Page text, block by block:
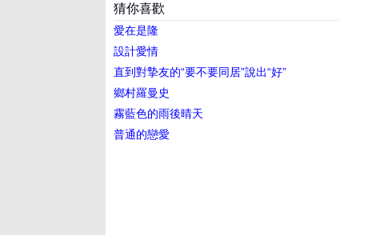
猜你喜歡
愛在是隆
設計愛情
直到對摯友的“要不要同居”說出“好”
鄉村羅曼史
霧藍色的雨後晴天
普通的戀愛